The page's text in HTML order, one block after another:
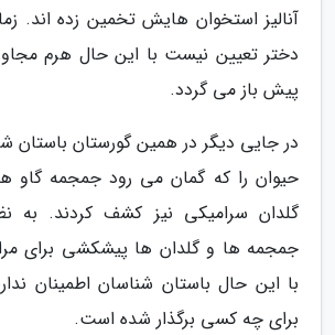
آنالیز استخوان هایش تخمین زده اند.
پیش باز می گردد.
در جایی دیگر در همین گورستان باستان
حیوان را که گمان می رود جمجمه گاو
گلدان سرامیکی نیز کشف کردند. به
جمجمه ها و گلدان ها پیشکشی برای
با این حال باستان شناسان اطمینان
برای چه کسی برگذار شده است.